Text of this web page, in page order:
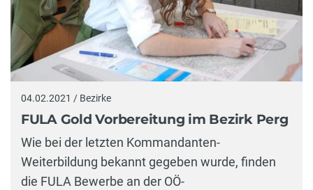
04.02.2021 / Bezirke
FULA Gold Vorbereitung im Bezirk Perg
Wie bei der letzten Kommandanten-
Weiterbildung bekannt gegeben wurde, finden
die FULA Bewerbe an der OÖ-